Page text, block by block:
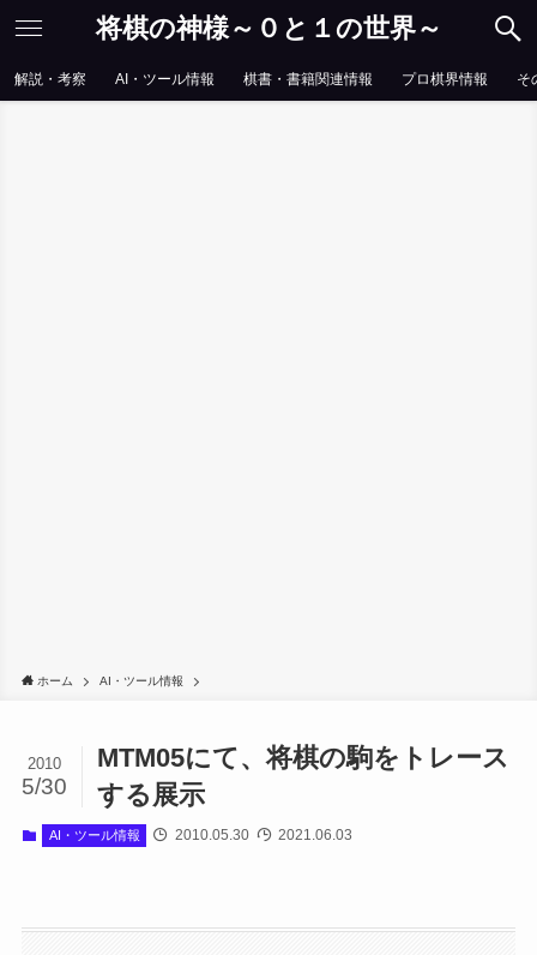
将棋の神様～０と１の世界～
解説・考察 AI・ツール情報 棋書・書籍関連情報 プロ棋界情報 そ
ホーム AI・ツール情報
MTM05にて、将棋の駒をトレース
する展示
2010
5/30
AI・ツール情報 2010.05.30 2021.06.03